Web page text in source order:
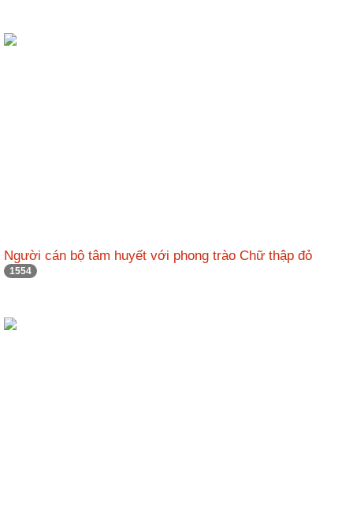
Người cán bộ tâm huyết với phong trào Chữ thập đỏ
1554